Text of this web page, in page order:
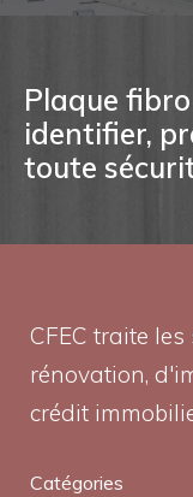
Plaque
identifier,
toute
CFEC traite
rénovation,
crédit
Catégories